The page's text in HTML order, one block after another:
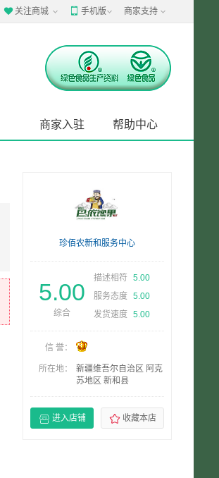
关注商城 手机版 商家支持
帮助中心
商家入驻
珍佰农新和服务中心
5.00
综合
描述相符 5.00
服务态度
5.00
发货速度
5.00
信 誉：
所在地：
新疆维吾尔自治区 阿克
苏地区 新和县
 进入店铺  收藏本店